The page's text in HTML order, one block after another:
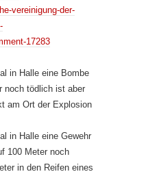
vereinigung-der-
17283
in Halle eine Bombe
noch tödlich ist aber
am Ort der Explosion
in Halle eine Gewehr
100 Meter noch
in den Reifen eines